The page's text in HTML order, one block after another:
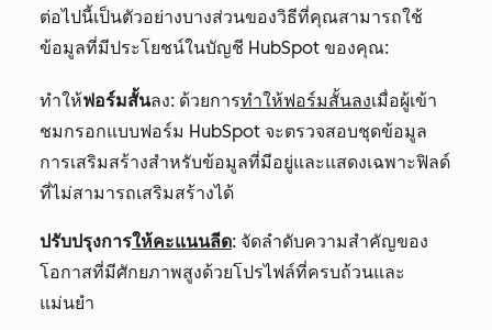
ต่อไปนี้เป็นตัวอย่างบางส่วนของวิธีที่คุณสามารถใช้
ข้อมูลที่มีประโยชน์ในบัญชี HubSpot ของคุณ:
ทำให้ฟอร์มสั้นลง: ด้วยการทำให้ฟอร์มสั้นลงเมื่อผู้เข้า
ชมกรอกแบบฟอร์ม HubSpot จะตรวจสอบชุดข้อมูล
การเสริมสร้างสำหรับข้อมูลที่มีอยู่และแสดงเฉพาะฟิลด์
ที่ไม่สามารถเสริมสร้างได้
ปรับปรุงการให้คะแนนลีด: จัดลำดับความสำคัญของ
โอกาสที่มีศักยภาพสูงด้วยโปรไฟล์ที่ครบถ้วนและ
แม่นยำ